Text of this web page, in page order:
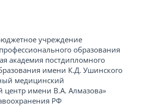
учреждение
образования
академия постдипломного
имени К.Д. Ушинского
медицинский
центр имени В.А. Алмазова»
РФ